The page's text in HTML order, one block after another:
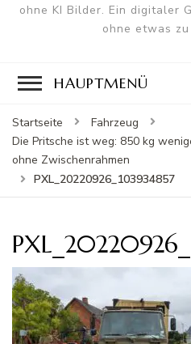
ohne KI Bilder. Ein digitaler
ohne etwas
HAUPTMENÜ
Startseite
Fahrzeug
Die Pritsche ist weg: 850 kg
ohne Zwischenrahmen
PXL_20220926_103934857